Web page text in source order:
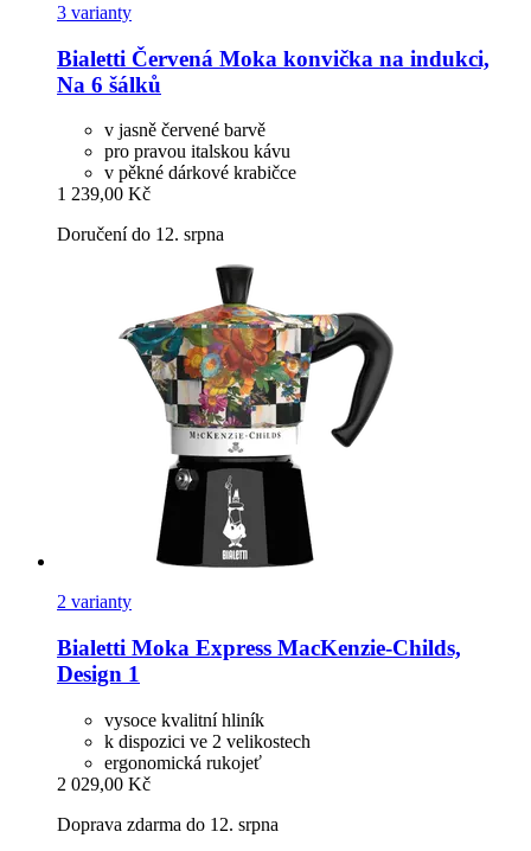
3 varianty
Bialetti Červená Moka konvička na indukci,
Na 6 šálků
v jasně červené barvě
pro pravou italskou kávu
v pěkné dárkové krabičce
1 239,00 Kč
Doručení do 12. srpna
2 varianty
Bialetti Moka Express MacKenzie-​Childs,
Design 1
vysoce kvalitní hliník
k dispozici ve 2 velikostech
ergonomická rukojeť
2 029,00 Kč
Doprava zdarma do 12. srpna